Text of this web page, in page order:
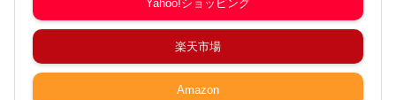
Yahoo!ショッピング
楽天市場
Amazon